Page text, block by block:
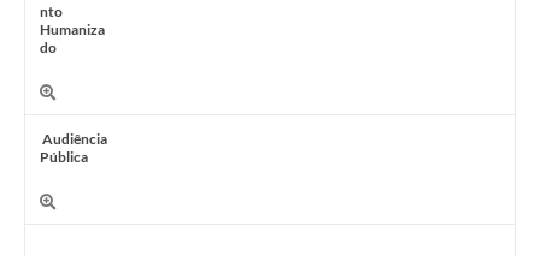
nto
Humaniza
do
Audiência
Pública